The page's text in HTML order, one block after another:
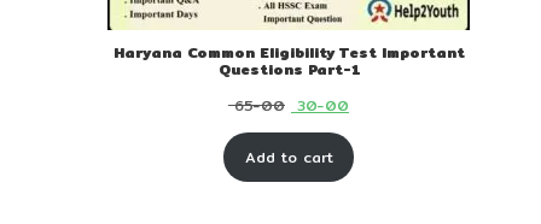
Haryana Common Eligibility Test Important
Questions Part-1
65-00 Original
price
was:
30-00Current
price
is:
Add to cart